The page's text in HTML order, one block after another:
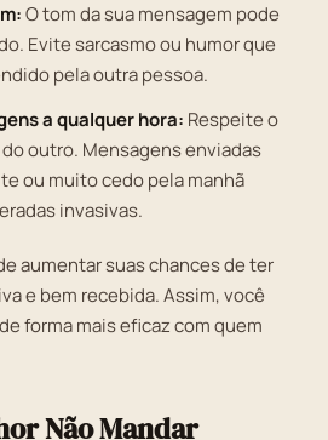
O tom da sua mensagem pode
Evite sarcasmo ou humor que
pela outra pessoa.
a qualquer hora: Respeite o
outro. Mensagens enviadas
ou muito cedo pela manhã
invasivas.
aumentar suas chances de ter
e bem recebida. Assim, você
forma mais eficaz com quem
Não Mandar